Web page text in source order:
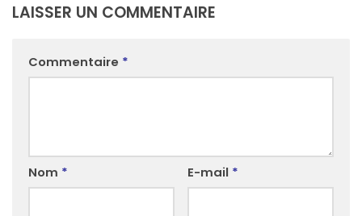
LAISSER UN COMMENTAIRE
Commentaire *
Nom * E-mail *